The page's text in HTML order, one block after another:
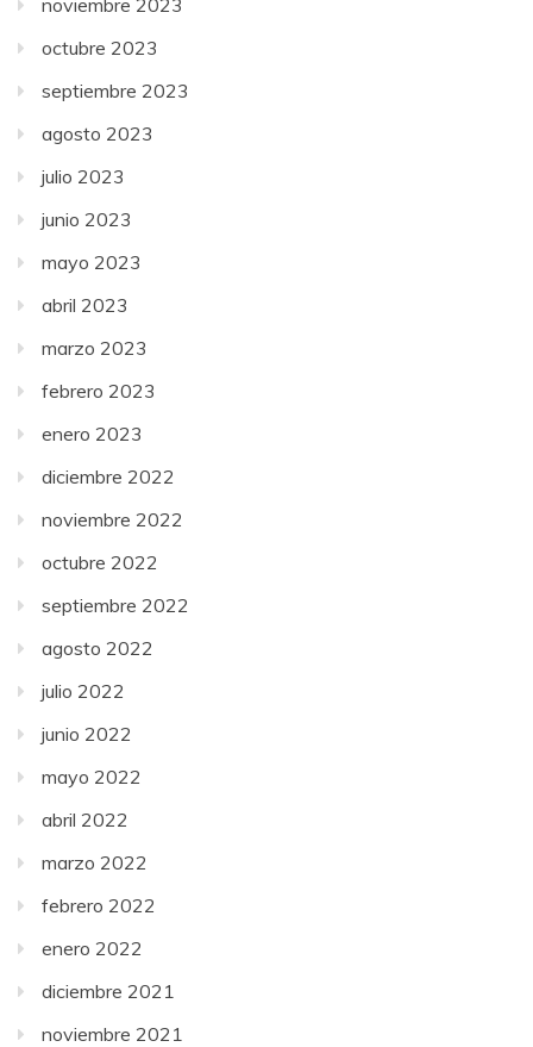
octubre 2023
septiembre 2023
agosto 2023
julio 2023
junio 2023
mayo 2023
abril 2023
marzo 2023
febrero 2023
enero 2023
diciembre 2022
noviembre 2022
octubre 2022
septiembre 2022
agosto 2022
julio 2022
junio 2022
mayo 2022
abril 2022
marzo 2022
febrero 2022
enero 2022
diciembre 2021
noviembre 2021